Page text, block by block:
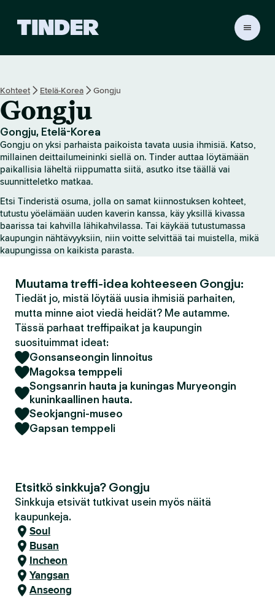
r
o
i
s
s
i
v
u
Kohteet Etelä-Korea Gongju
Gongju
Gongju, Etelä-Korea
Gongju on yksi parhaista paikoista tavata uusia ihmisiä. Katso,
millainen deittailumeininki siellä on. Tinder auttaa löytämään
paikallisia läheltä riippumatta siitä, asutko itse täällä vai
suunnitteletko matkaa.
Etsi Tinderistä osuma, jolla on samat kiinnostuksen kohteet,
tutustu yöelämään uuden kaverin kanssa, käy yksillä kivassa
baarissa tai kahvilla lähikahvilassa. Tai käykää tutustumassa
kaupungin nähtävyyksiin, niin voitte selvittää tai muistella, mikä
kaupungissa on kaikista parasta.
Muutama treffi-idea kohteeseen Gongju:
Tiedät jo, mistä löytää uusia ihmisiä parhaiten,
mutta minne aiot viedä heidät? Me autamme.
Tässä parhaat treffipaikat ja kaupungin
suosituimmat ideat:
Gonsanseongin linnoitus
Magoksa temppeli
Songsanrin hauta ja kuningas Muryeongin
kuninkaallinen hauta.
Seokjangni-museo
Gapsan temppeli
Etsitkö sinkkuja? Gongju
Sinkkuja etsivät tutkivat usein myös näitä
kaupunkeja.
Soul
Busan
Incheon
Yangsan
Anseong